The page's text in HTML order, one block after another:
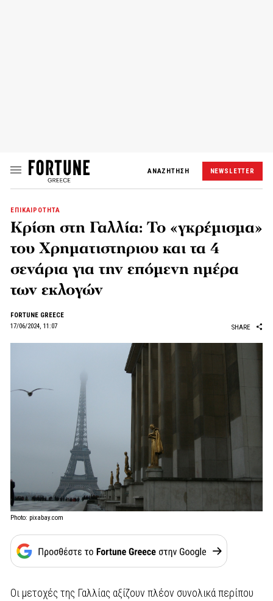
ΑΝΑΖΗΤΗΣΗ NEWSLETTER
ΕΠΙΚΑΙΡΟΤΗΤΑ
Κρίση στη Γαλλία: Το «γκρέμισμα»
του Χρηματιστηριου και τα 4
σενάρια για την επόμενη ημέρα
των εκλογών
FORTUNE GREECE
17/06/2024, 11:07
SHARE
Photo: pixabay.com
Οι μετοχές της Γαλλίας αξίζουν πλέον συνολικά περίπου